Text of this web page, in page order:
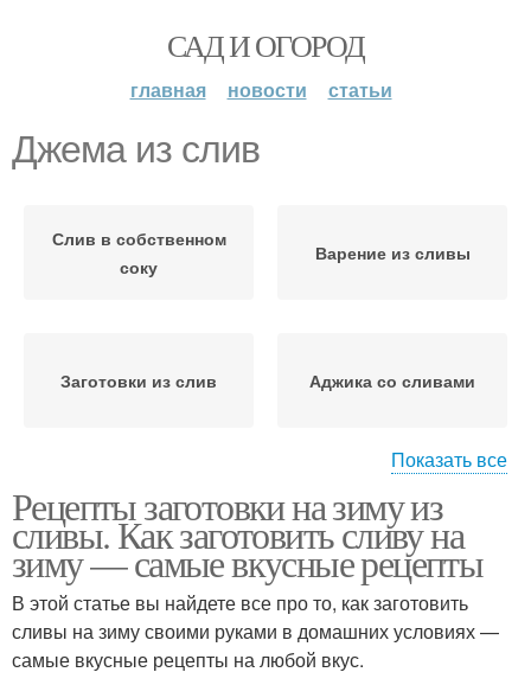
САД И ОГОРОД
главная новости статьи
Джема из слив
Слив в собственном
соку
Варение из сливы
Заготовки из слив Аджика со сливами
сливы
Сливы на зиму
Заготовки из сливы Джемы из сливы
Показать все
Рецепты заготовки на зиму из
сливы. Как заготовить сливу на
зиму — самые вкусные рецепты
В этой статье вы найдете все про то, как заготовить
сливы на зиму своими руками в домашних условиях —
самые вкусные рецепты на любой вкус.